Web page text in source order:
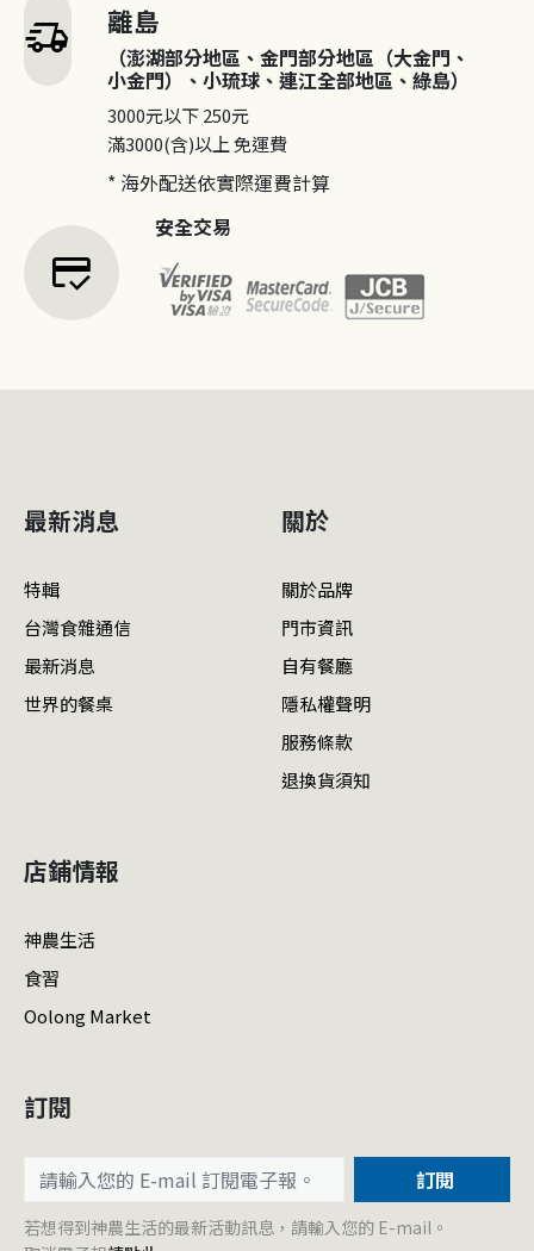
delivery_truck_speed 離島
（澎湖部分地區、金門部分地區（大金門、
小金門）、小琉球、連江全部地區、綠島）
3000元以下250元
滿3000(含)以上免運費
* 海外配送依實際運費計算
credit_score
安全交易
最新消息
特輯
台灣食雜通信
最新消息
世界的餐桌
關於
關於品牌
門市資訊
自有餐廳
隱私權聲明
服務條款
退換貨須知
店鋪情報
神農生活
食習
Oolong Market
訂閱
訂閱
若想得到神農生活的最新活動訊息，請輸入您的 E-mail。